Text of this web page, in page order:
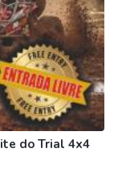
do Trial 4x4